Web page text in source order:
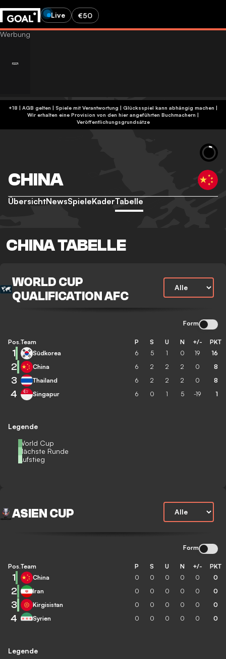
Live €50
+18 | AGB gelten | Spiele mit Verantwortung | Glücksspiel kann abhängig machen |
Wir erhalten eine Provision von den hier angeführten Buchmachern |
Veröffentlichungsgrundsätze
CHINA
ÜbersichtNewsSpieleKaderTabelle
CHINA TABELLE
WORLD CUP
QUALIFICATION AFC
Form
Legende
World Cup
Nächste Runde
Aufstieg
Pos.Team P S U N +/- PKT
1 Südkorea 6 5 1 0 19 16
2 China 6 2 2 2 0 8
3 Thailand 6 2 2 2 0 8
4 Singapur 6 0 1 5 -19 1
ASIEN CUP
Form
Legende
Pos.Team P S U N +/- PKT
1 China 0 0 0 0 0 0
2 Iran 0 0 0 0 0 0
3 Kirgisistan 0 0 0 0 0 0
4 Syrien 0 0 0 0 0 0